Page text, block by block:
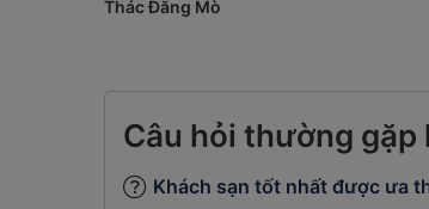
Thác Đăng Mò
Câu hỏi thường gặp
Khách sạn tốt nhất được ưa